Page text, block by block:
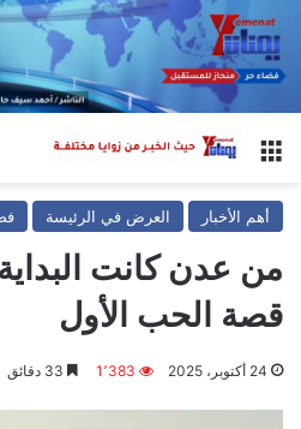
القائمة
أهم الأخبار العرض في الرئيسة
من عدن كانت
قصة الحب الأول
24 أكتوبر، 2025 1٬383